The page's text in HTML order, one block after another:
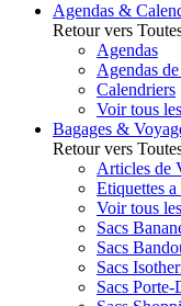
Agendas &
Retour vers
Agendas
Agendas
Calendriers
Voir tous
Bagages &
Retour vers
Articles de
Etiquettes a
Voir tous
Sacs
Sacs
Sacs
Sacs